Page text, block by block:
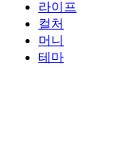
라이프
컬처
머니
테마